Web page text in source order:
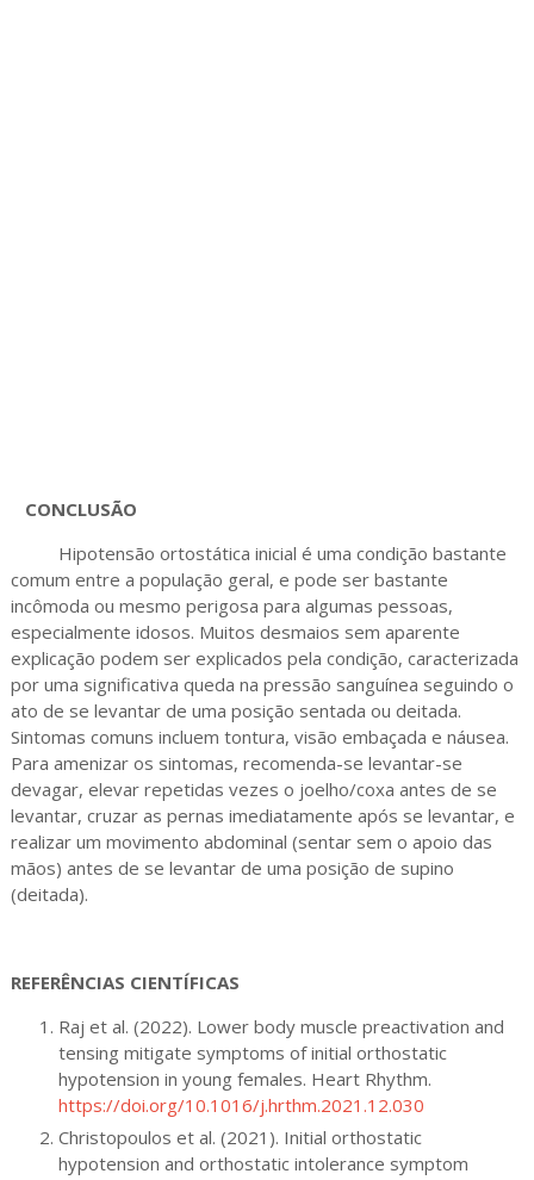
CONCLUSÃO
Hipotensão ortostática inicial é uma condição bastante
comum entre a população geral, e pode ser bastante
incômoda ou mesmo perigosa para algumas pessoas,
especialmente idosos. Muitos desmaios sem aparente
explicação podem ser explicados pela condição, caracterizada
por uma significativa queda na pressão sanguínea seguindo o
ato de se levantar de uma posição sentada ou deitada.
Sintomas comuns incluem tontura, visão embaçada e náusea.
Para amenizar os sintomas, recomenda-se levantar-se
devagar, elevar repetidas vezes o joelho/coxa antes de se
levantar, cruzar as pernas imediatamente após se levantar, e
realizar um movimento abdominal (sentar sem o apoio das
mãos) antes de se levantar de uma posição de supino
(deitada).
REFERÊNCIAS CIENTÍFICAS
Raj et al. (2022). Lower body muscle preactivation and
tensing mitigate symptoms of initial orthostatic
hypotension in young females. Heart Rhythm.
https://doi.org/10.1016/j.hrthm.2021.12.030
Christopoulos et al. (2021). Initial orthostatic
hypotension and orthostatic intolerance symptom